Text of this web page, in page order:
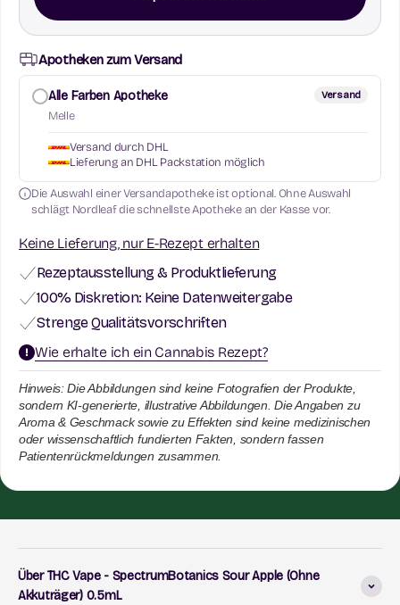
Apotheken zum Versand
Alle Farben Apotheke
Melle
Versand
Versand durch DHL
Lieferung an DHL Packstation möglich
Die Auswahl einer Versandapotheke ist optional. Ohne Auswahl
schlägt Nordleaf die schnellste Apotheke an der Kasse vor.
Keine Lieferung, nur E-Rezept erhalten
Rezeptausstellung & Produktlieferung
100% Diskretion: Keine Datenweitergabe
Strenge Qualitätsvorschriften
Wie erhalte ich ein Cannabis Rezept?
Hinweis: Die Abbildungen sind keine Fotografien der Produkte,
sondern KI-generierte, illustrative Abbildungen. Die Angaben zu
Aroma & Geschmack sowie zu Effekten sind keine medizinischen
oder wissenschaftlich fundierten Fakten, sondern fassen
Patientenrückmeldungen zusammen.
Über THC Vape - SpectrumBotanics Sour Apple (Ohne
Akkuträger) 0.5mL